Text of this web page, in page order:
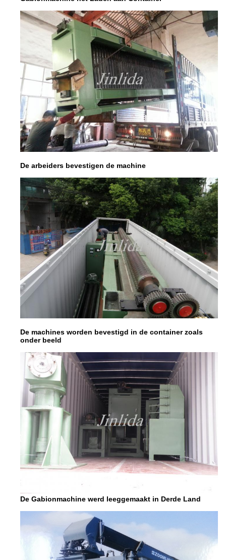
De arbeiders bevestigen de machine
De machines worden bevestigd in de container zoals
onder beeld
De Gabionmachine werd leeggemaakt in Derde Land